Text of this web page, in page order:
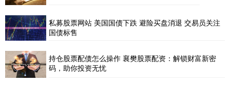
私募股票网站 美国国债下跌 避险买盘消退 交易员关注
国债标售
持仓股票配债怎么操作 襄樊股票配资：解锁财富新密
码，助你投资无忧